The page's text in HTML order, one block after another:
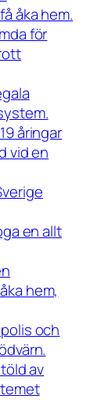
åka hem.
för
åringar
vid en
en allt
hem,
och
av